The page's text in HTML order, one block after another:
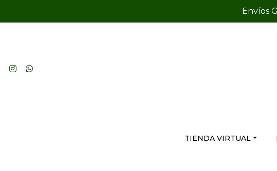
Envíos
TIENDA VIRTUAL